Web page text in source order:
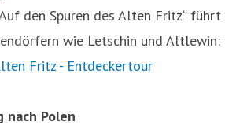
den Spuren des Alten Fritz“ führt
wie Letschin und Altlewin:
Fritz - Entdeckertour
nach Polen